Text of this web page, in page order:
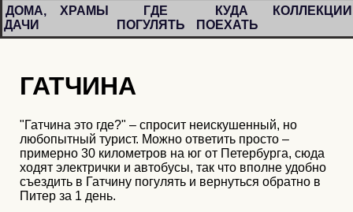
ДОМА,
ДАЧИ
ХРАМЫ
ГДЕ
ПОГУЛЯТЬ
КУДА
ПОЕХАТЬ
ГАТЧИНА
"Гатчина это где?" – спросит неискушенный, но
любопытный турист. Можно ответить просто –
примерно 30 километров на юг от Петербурга, сюда
ходят электрички и автобусы, так что вполне удобно
съездить в Гатчину погулять и вернуться обратно в
Питер за 1 день.